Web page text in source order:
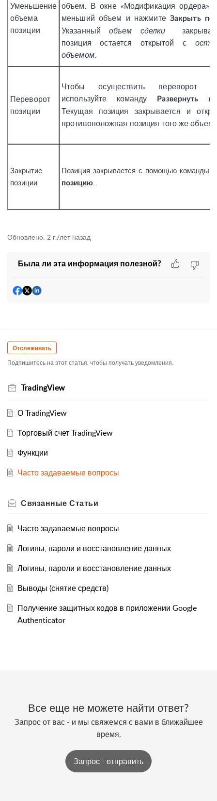
Уменьшение
объема
позиции
объем. В окне «Модификация ордера»
меньший объем и нажмите Закрыть по
Указанныйобъем сделки
позиция остается открытой с
объемом.
Переворот
позиции
Чтобы осуществить переворот
используйте команду
Развернуть
Текущая позиция закрывается и
противоположная позиция того же
Закрытие
позиции
Позиция закрывается с помощью команды
позицию.
Обновлено: 2 г./лет назад
Была ли эта информация полезной?
Отслеживать
Подпишитесь на этот статья, чтобы получать уведомления.
TradingView
О TradingView
Торговый счет TradingView
Функции
Часто задаваемые вопросы
Связанные Статьи
Часто задаваемые вопросы
Логины, пароли и восстановление данных
Логины, пароли и восстановление данных
Выводы (снятие средств)
Получение защитных кодов в приложении Google
Authenticator
Все еще не можете найти ответ?
Запрос от вас - и мы свяжемся с вами в ближайшее
время.
Запрос - отправить